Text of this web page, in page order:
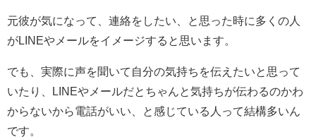
元彼が気になって、連絡をしたい、と思った時に多くの人
がLINEやメールをイメージすると思います。
でも、実際に声を聞いて自分の気持ちを伝えたいと思って
いたり、LINEやメールだとちゃんと気持ちが伝わるのかわ
からないから電話がいい、と感じている人って結構多いん
です。